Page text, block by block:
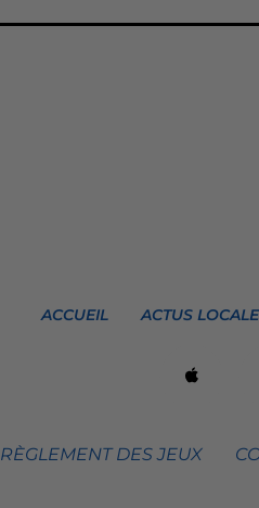
ACCUEIL ACTUS
RÈGLEMENT DES JEUX